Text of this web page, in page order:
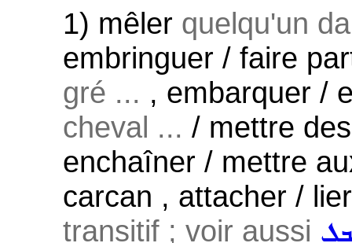
1) mêler quelqu'un
embringuer / faire
gré ... , embarquer /
cheval ... / mettre
enchaîner / mettre
carcan , attacher /
transitif ; voir aussi